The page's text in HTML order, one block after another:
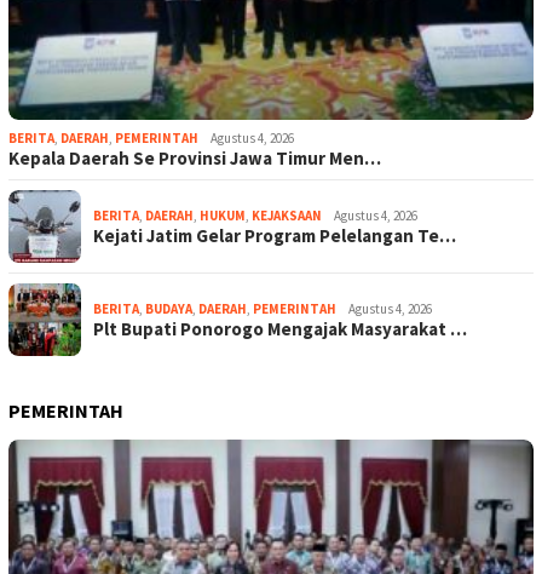
BERITA, DAERAH, PEMERINTAH Agustus 4, 2026
Kepala Daerah Se Provinsi Jawa Timur Men…
BERITA, DAERAH, HUKUM, KEJAKSAAN Agustus 4, 2026
Kejati Jatim Gelar Program Pelelangan Te…
BERITA, BUDAYA, DAERAH, PEMERINTAH Agustus 4, 2026
Plt Bupati Ponorogo Mengajak Masyarakat …
PEMERINTAH